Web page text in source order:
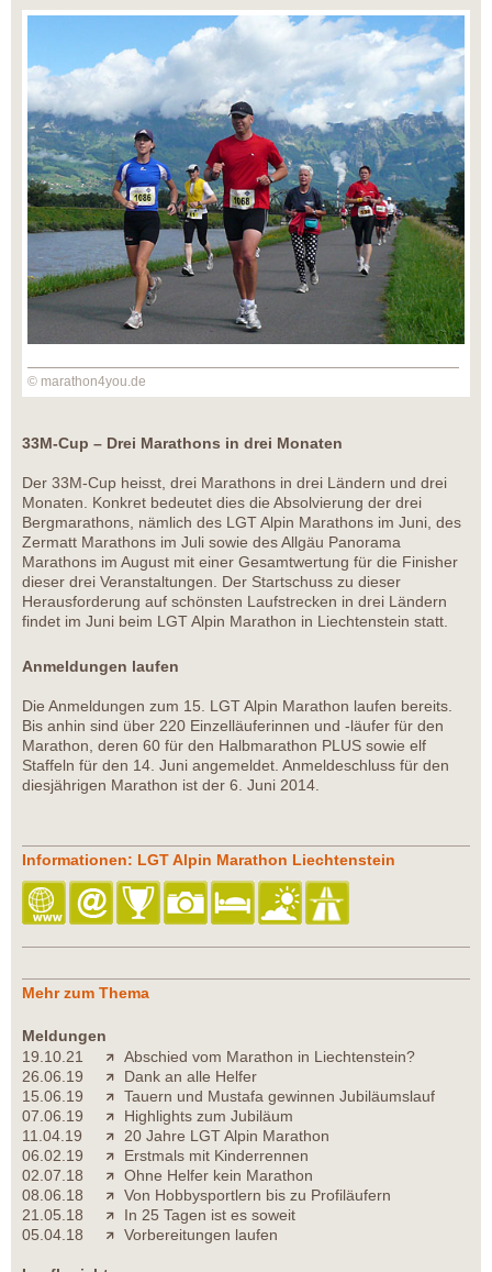
© marathon4you.de
33M-Cup – Drei Marathons in drei Monaten
Der 33M-Cup heisst, drei Marathons in drei Ländern und drei
Monaten. Konkret bedeutet dies die Absolvierung der drei
Bergmarathons, nämlich des LGT Alpin Marathons im Juni, des
Zermatt Marathons im Juli sowie des Allgäu Panorama
Marathons im August mit einer Gesamtwertung für die Finisher
dieser drei Veranstaltungen. Der Startschuss zu dieser
Herausforderung auf schönsten Laufstrecken in drei Ländern
findet im Juni beim LGT Alpin Marathon in Liechtenstein statt.
Anmeldungen laufen
Die Anmeldungen zum 15. LGT Alpin Marathon laufen bereits.
Bis anhin sind über 220 Einzelläuferinnen und -läufer für den
Marathon, deren 60 für den Halbmarathon PLUS sowie elf
Staffeln für den 14. Juni angemeldet. Anmeldeschluss für den
diesjährigen Marathon ist der 6. Juni 2014.
Informationen: LGT Alpin Marathon Liechtenstein
Mehr zum Thema
Meldungen
19.10.21
Abschied vom Marathon in Liechtenstein?
26.06.19
Dank an alle Helfer
15.06.19
Tauern und Mustafa gewinnen Jubiläumslauf
07.06.19
Highlights zum Jubiläum
11.04.19
20 Jahre LGT Alpin Marathon
06.02.19
Erstmals mit Kinderrennen
02.07.18
Ohne Helfer kein Marathon
08.06.18
Von Hobbysportlern bis zu Profiläufern
21.05.18
In 25 Tagen ist es soweit
05.04.18
Vorbereitungen laufen